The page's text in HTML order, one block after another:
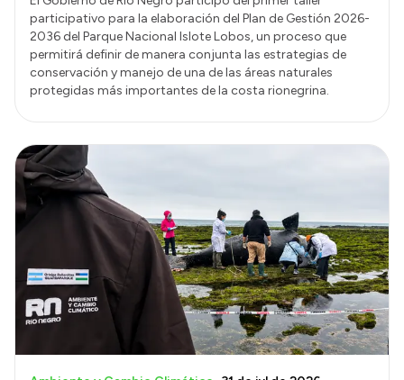
participativo para la elaboración del Plan de Gestión 2026-
2036 del Parque Nacional Islote Lobos, un proceso que
permitirá definir de manera conjunta las estrategias de
conservación y manejo de una de las áreas naturales
protegidas más importantes de la costa rionegrina.